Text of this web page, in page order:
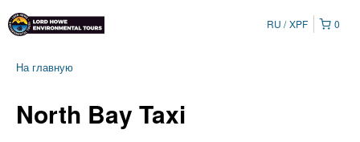
0
RU XPF
На главную
North Bay Taxi